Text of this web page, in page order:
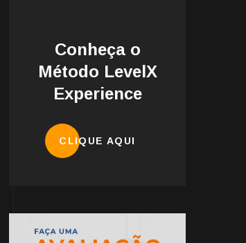
Conheça o
Método LevelX
Experience
CLIQUE AQUI